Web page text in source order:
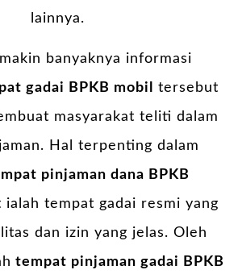
lainnya.
banyaknya informasi
gadai BPKB mobil
tersebut
masyarakat teliti dalam
Hal terpenting dalam
pinjaman dana BPKB
tempat gadai resmi yang
dan izin yang jelas. Oleh
tempat pinjaman gadai BPKB